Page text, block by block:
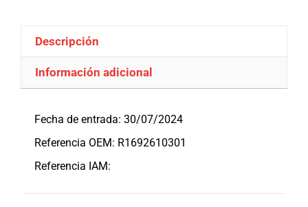
Descripción
Información adicional
Fecha de entrada: 30/07/2024
Referencia OEM: R1692610301
Referencia IAM: